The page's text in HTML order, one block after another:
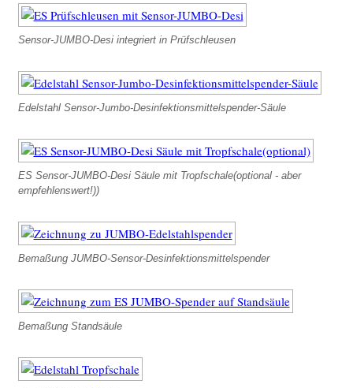
Design-Sensormischbatterie starr – in
Schwarz
Chrom
Sensor-Einhebelmischbatterien
Schwenkauslauf
Einhebelmischer in Chrom
ES Sensoramaturen Stand
ES Sensor Hygienearmatur Stand
ES Sensorarmaturen Wand UP
ES Sanitärelektronik Dusche UP Sensor-
Piezo
ES Sanitärelektronik Urinal WC UP
Sensor-JUMBO-Desi integriert in Prüfschleusen
Edelstahl Sensor-Jumbo-Desinfektionsmittelspender-Säule
ES Sensor-JUMBO-Desi Säule mit Tropfschale(optional - aber
empfehlenswert!))
Bemaßung JUMBO-Sensor-Desinfektionsmittelspender
Bemaßung Standsäule